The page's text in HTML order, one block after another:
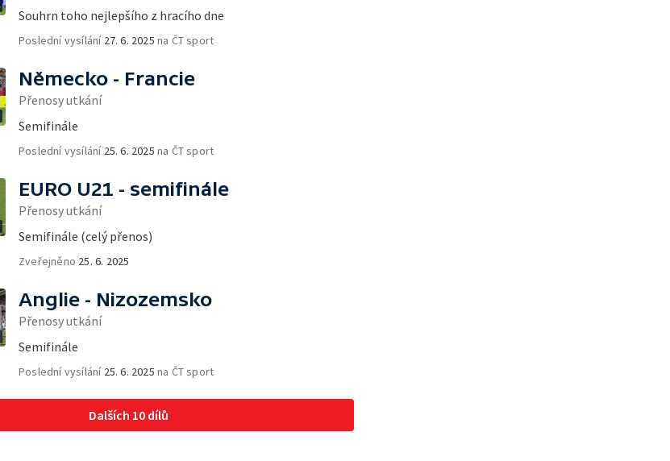
Souhrn toho nejlepšího z hracího dne
Poslední vysílání 27. 6. 2025 na ČT sport
Německo - Francie
Přenosy utkání
Semifinále
Poslední vysílání 25. 6. 2025 na ČT sport
EURO U21 - semifinále
Přenosy utkání
Semifinále (celý přenos)
Zveřejněno 25. 6. 2025
Anglie - Nizozemsko
Přenosy utkání
Semifinále
Poslední vysílání 25. 6. 2025 na ČT sport
Dalších 10 dílů